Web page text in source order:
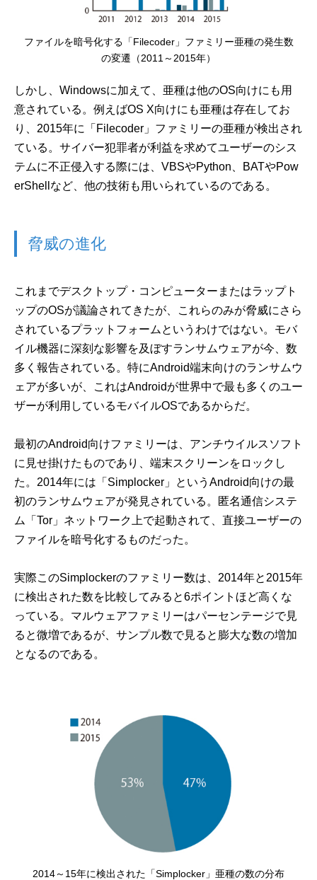
ファイルを暗号化する「Filecoder」ファミリー亜種の発生数
の変遷（2011～2015年）
しかし、Windowsに加えて、亜種は他のOS向けにも用
意されている。例えばOS X向けにも亜種は存在してお
り、2015年に「Filecoder」ファミリーの亜種が検出され
ている。サイバー犯罪者が利益を求めてユーザーのシス
テムに不正侵入する際には、VBSやPython、BATやPow
erShellなど、他の技術も用いられているのである。
脅威の進化
これまでデスクトップ・コンピューターまたはラップト
ップのOSが議論されてきたが、これらのみが脅威にさら
されているプラットフォームというわけではない。モバ
イル機器に深刻な影響を及ぼすランサムウェアが今、数
多く報告されている。特にAndroid端末向けのランサムウ
ェアが多いが、これはAndroidが世界中で最も多くのユー
ザーが利用しているモバイルOSであるからだ。
最初のAndroid向けファミリーは、アンチウイルスソフト
に見せ掛けたものであり、端末スクリーンをロックし
た。2014年には「Simplocker」というAndroid向けの最
初のランサムウェアが発見されている。匿名通信システ
ム「Tor」ネットワーク上で起動されて、直接ユーザーの
ファイルを暗号化するものだった。
実際このSimplockerのファミリー数は、2014年と2015年
に検出された数を比較してみると6ポイントほど高くな
っている。マルウェアファミリーはパーセンテージで見
ると微増であるが、サンプル数で見ると膨大な数の増加
となるのである。
2014～15年に検出された「Simplocker」亜種の数の分布